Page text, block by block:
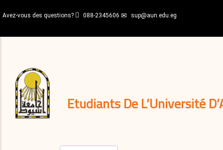
au
principal
Avez-vous des questions? 088-2345606 sup@aun.edu.eg
Etudiants De L’Université
décisions
Expatriés
Journal